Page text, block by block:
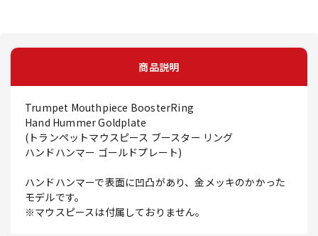
商品説明
Trumpet Mouthpiece BoosterRing
Hand Hummer Goldplate
(トランペットマウスピース ブースター リング
ハンドハンマー ゴールドプレート)
ハンドハンマーで表面に凹凸があり、金メッキのかかった
モデルです。
※マウスピースは付属しておりません。